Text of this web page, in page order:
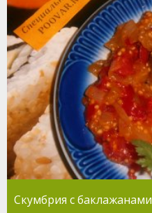
Скумбрия с баклажанами